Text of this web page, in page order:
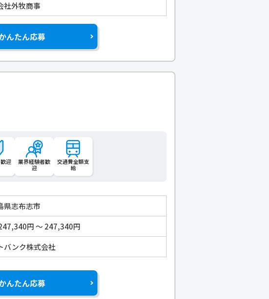
社外牧商事
んたん応募
迎
業界経験者歓
迎
交通費全額支
給
県志布志市
円 〜 247,340円
バンク株式会社
んたん応募